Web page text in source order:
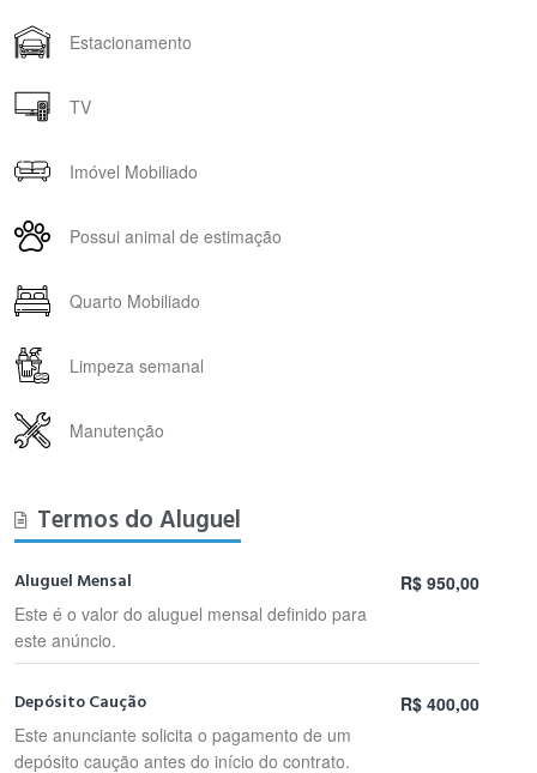
Estacionamento
TV
Imóvel Mobiliado
Possui animal de estimação
Quarto Mobiliado
Limpeza semanal
Manutenção
Termos do Aluguel
Aluguel Mensal
Este é o valor do aluguel mensal definido para
este anúncio.
R$ 950,00
Depósito Caução
Este anunciante solicita o pagamento de um
depósito caução antes do início do contrato.
R$ 400,00